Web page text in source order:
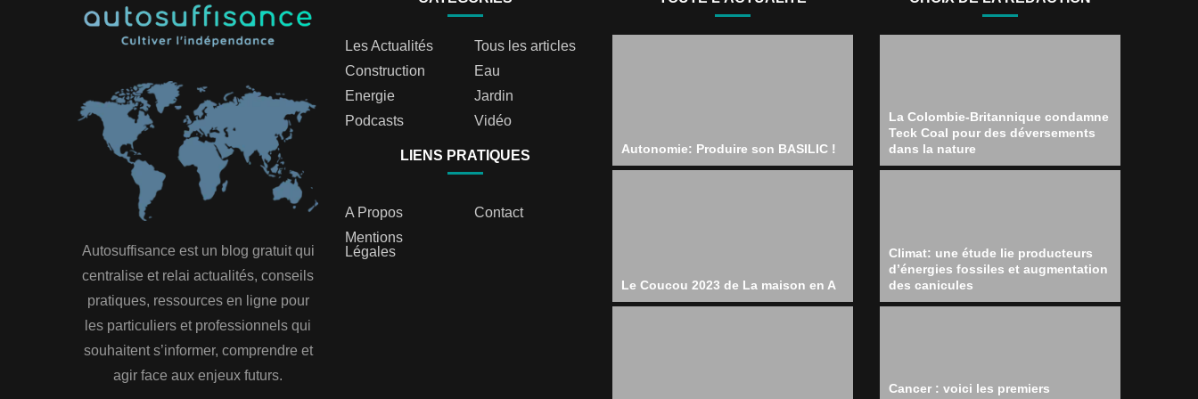
Autosuffisance est un blog gratuit qui
centralise et relai actualités, conseils
pratiques, ressources en ligne pour
les particuliers et professionnels qui
souhaitent s’informer, comprendre et
agir face aux enjeux futurs.
Les Actualités
Tous les articles
Construction
Eau
Energie
Jardin
Podcasts
Vidéo
LIENS PRATIQUES
A Propos
Contact
Mentions
Légales
Autonomie: Produire son BASILIC !
Le Coucou 2023 de La maison en A
La Colombie-Britannique condamne
Teck Coal pour des déversements
dans la nature
Climat: une étude lie producteurs
d’énergies fossiles et augmentation
des canicules
Cancer : voici les premiers